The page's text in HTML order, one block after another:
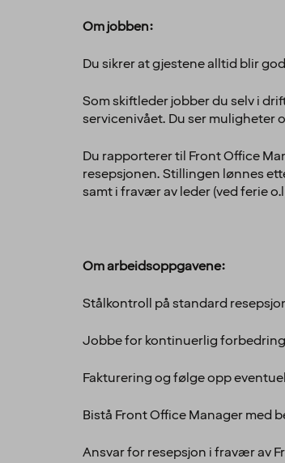
Om jobben:
Du sikrer at gjestene alltid blir
Som skiftleder jobber du selv i
servicenivået. Du ser muligheter
Du rapporterer til Front Office
resepsjonen. Stillingen lønnes
samt i fravær av leder (ved ferie
Om arbeidsoppgavene:
Stålkontroll på standard
Jobbe for kontinuerlig
Fakturering og følge opp
Bistå Front Office Manager med
Ansvar for resepsjon i fravær av